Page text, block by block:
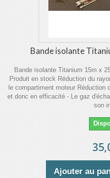
Bande isolante
Bande isolante Titanium 15m x
Produit en stock Réduction du
le compartiment moteur
et donc en efficacité - Le gaz
son
Ajouter au